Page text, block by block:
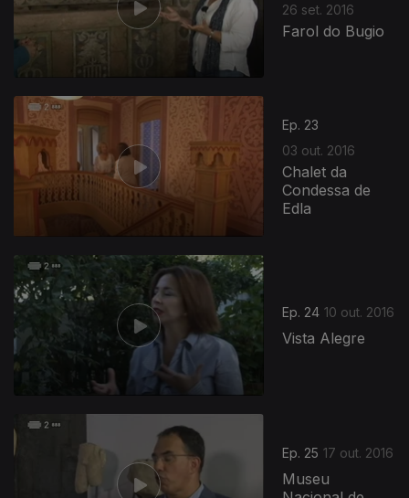
26 set. 2016
Farol do Bugio
Ep. 23
03 out. 2016
Chalet da
Condessa de
Edla
Ep. 24 10 out. 2016
Vista Alegre
253943
Ep. 25 17 out. 2016
Museu